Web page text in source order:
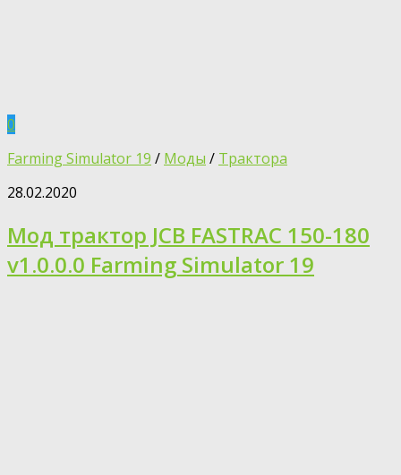
0
Farming Simulator 19 / Моды / Трактора
28.02.2020
Мод трактор JCB FASTRAC 150-180
v1.0.0.0 Farming Simulator 19